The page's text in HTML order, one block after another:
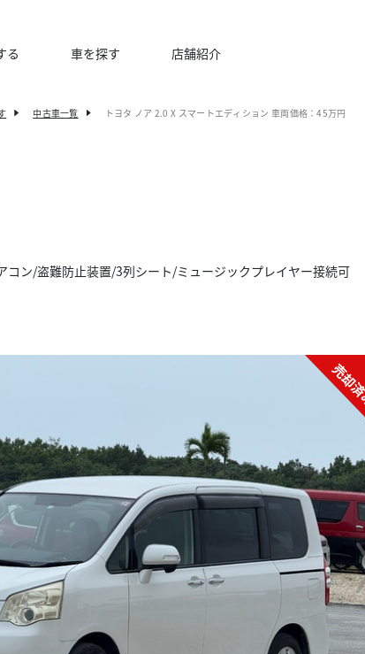
る 車を探す 店舗紹介
中古車一覧 トヨタ ノア 2.0 X スマートエディション 車両価格：45万円
コン/盗難防止装置/3列シート/ミュージックプレイヤー接続可
売却